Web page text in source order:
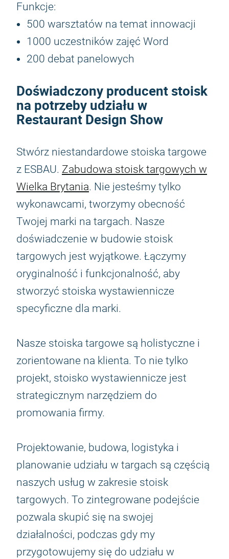
Funkcje:
500 warsztatów na temat innowacji
1000 uczestników zajęć Word
200 debat panelowych
Doświadczony producent stoisk
na potrzeby udziału w
Restaurant Design Show
Stwórz niestandardowe stoiska targowe
z ESBAU. Zabudowa stoisk targowych w
Wielka Brytania. Nie jesteśmy tylko
wykonawcami, tworzymy obecność
Twojej marki na targach. Nasze
doświadczenie w budowie stoisk
targowych jest wyjątkowe. Łączymy
oryginalność i funkcjonalność, aby
stworzyć stoiska wystawiennicze
specyficzne dla marki.
Nasze stoiska targowe są holistyczne i
zorientowane na klienta. To nie tylko
projekt, stoisko wystawiennicze jest
strategicznym narzędziem do
promowania firmy.
Projektowanie, budowa, logistyka i
planowanie udziału w targach są częścią
naszych usług w zakresie stoisk
targowych. To zintegrowane podejście
pozwala skupić się na swojej
działalności, podczas gdy my
przygotowujemy się do udziału w